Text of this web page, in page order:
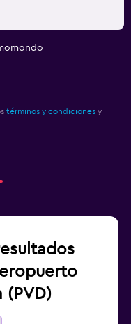
términos y condiciones y
(PVD)